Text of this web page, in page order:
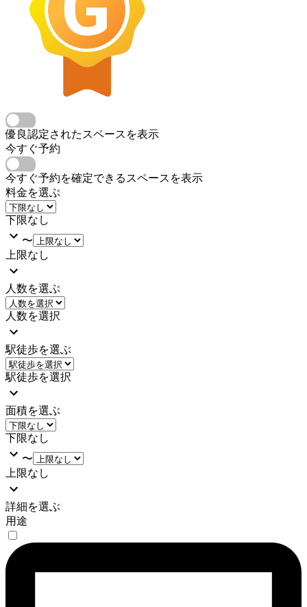
優良認定されたスペースを表示
今すぐ予約
今すぐ予約を確定できるスペースを表示
料金を選ぶ
下限なし
〜
上限なし
人数を選ぶ
人数を選択
駅徒歩を選ぶ
駅徒歩を選択
面積を選ぶ
下限なし
〜
上限なし
詳細を選ぶ
用途